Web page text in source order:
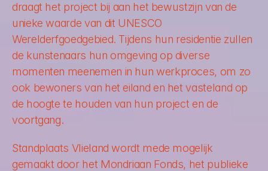
draagt het project bij aan het bewustzijn van de
unieke waarde van dit UNESCO
Werelderfgoedgebied. Tijdens hun residentie zullen
de kunstenaars hun omgeving op diverse
momenten meenemen in hun werkproces, om zo
ook bewoners van het eiland en het vasteland op
de hoogte te houden van hun project en de
voortgang.
Standplaats Vlieland wordt mede mogelijk
gemaakt door het Mondriaan Fonds, het publieke